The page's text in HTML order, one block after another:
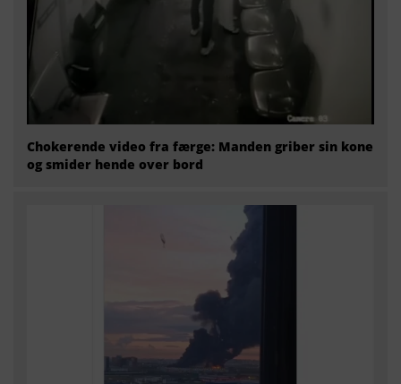
Chokerende video fra færge: Manden griber sin kone
og smider hende over bord